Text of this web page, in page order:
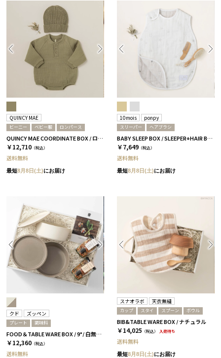
QUINCY MAE
ビーニー ベビー服 ロンパース
QUINCY MAE COORDINATE BOX / ロンパース＋ビーニー / オリーブ［クインシーメイ］
￥12,710 （税込）
送料無料
最短8月8日(土)にお届け
10mois ponpy
スリーパー ヘアブラシ
BABY SLEEP BOX / SLEEPER+HAIR BRUSH / グレー
￥7,649 （税込）
送料無料
最短8月8日(土)にお届け
クド ズッペン
プレート 調味料
FOOD＆TABLE WARE BOX / 9°/ 白無垢&茶大色
￥12,360 （税込）
送料無料
スナオラボ 天衣無縫
カップ スタイ スプーン ボウル
BIB&TABLE WARE BOX / ナチュラル
￥14,025 （税込） 入荷待ち
送料無料
最短8月8日(土)にお届け